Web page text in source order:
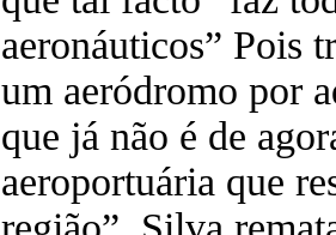
aeronáuticos” Pois
um aeródromo por
que já não é de
aeroportuária que